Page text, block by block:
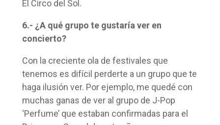
El Circo del Sol.
6.- ¿A qué grupo te gustaría ver en
concierto?
Con la creciente ola de festivales que
tenemos es difícil perderte a un grupo que te
haga ilusión ver. Por ejemplo, me quedé con
muchas ganas de ver al grupo de J-Pop
‘Perfume’ que estaban confirmadas para el